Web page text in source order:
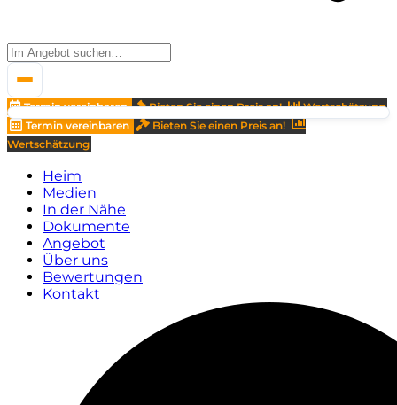
Termin vereinbaren Bieten Sie einen Preis an!
Wertschätzung
Termin vereinbaren
Bieten Sie einen Preis an!
Wertschätzung
Heim
Medien
In der Nähe
Dokumente
Angebot
Über uns
Bewertungen
Kontakt